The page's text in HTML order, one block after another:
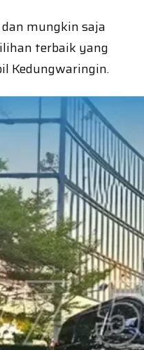
mungkin saja
terbaik yang
Kedungwaringin.